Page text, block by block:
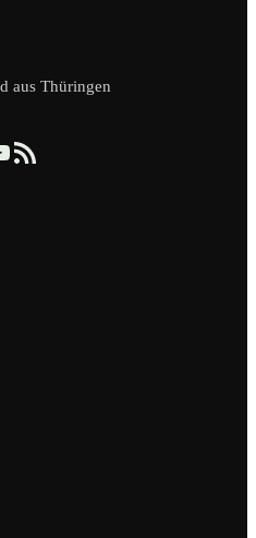
aus Thüringen
Blog-Updates über RSS-Feed abonnieren